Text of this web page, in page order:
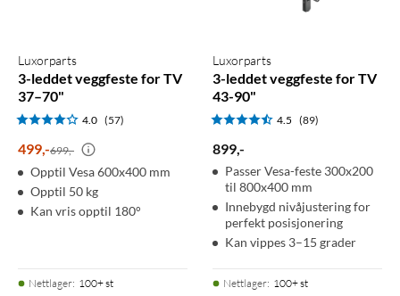
Luxorparts
3-leddet veggfeste for TV
37–70"
4.0 (57)
499,-699,-
Opptil Vesa 600x400 mm
Opptil 50 kg
Kan vris opptil 180°
Nettlager: 100+ st
Luxorparts
3-leddet veggfeste for TV
43-90"
4.5 (89)
899,-
Passer Vesa-feste 300x200
til 800x400 mm
Innebygd nivåjustering for
perfekt posisjonering
Kan vippes 3–15 grader
Nettlager: 100+ st